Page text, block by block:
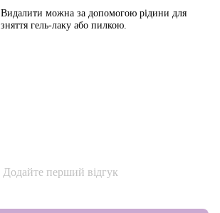
Видалити можна за допомогою рідини для
зняття гель-лаку або пилкою.
Додайте перший відгук